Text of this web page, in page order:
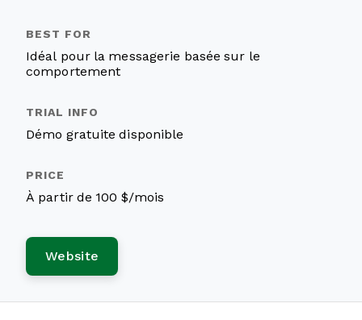
Idéal pour la messagerie basée sur le
comportement
Démo gratuite disponible
À partir de 100 $/mois
Website